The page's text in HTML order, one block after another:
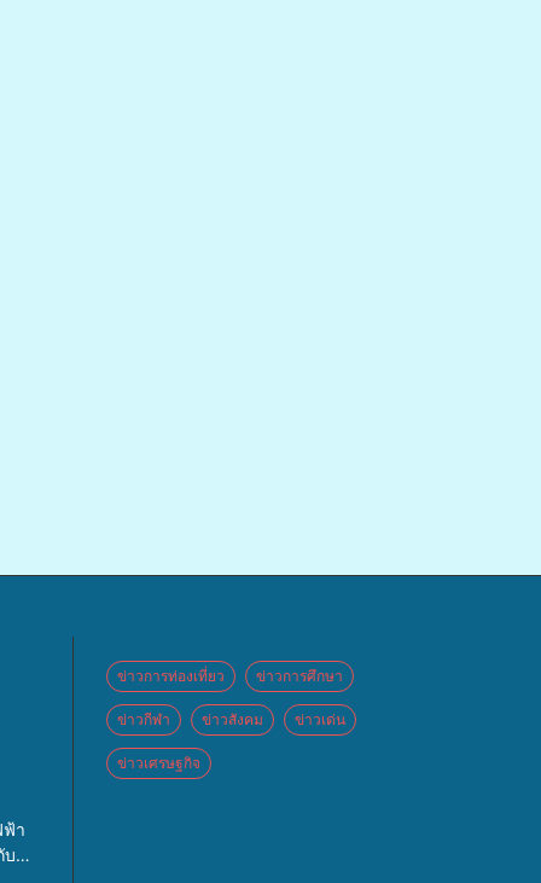
.”
าย
ฟ้า
บ
ข่าวการท่องเที่ยว ข่าวการศึกษา
ข่าวกีฬา ข่าวสังคม ข่าวเด่น
ข่าวเศรษฐกิจ